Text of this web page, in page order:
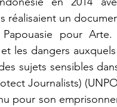
réalisaient un
pour Arte.
les dangers
sujets sensibles
Journalists)​​ (UNPO
pour son